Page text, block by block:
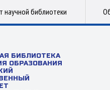
научной библиотеки
БИБЛИОТЕКА
ОБРАЗОВАНИЯ